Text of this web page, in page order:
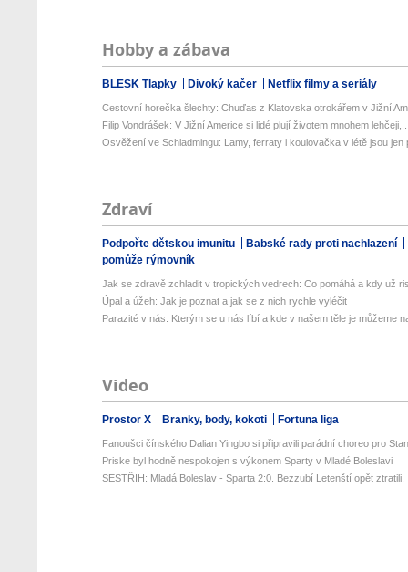
Hobby a zábava
BLESK Tlapky Divoký kačer Netflix filmy a seriály
Cestovní horečka šlechty: Chuďas z Klatovska otrokářem v Jižní
Filip Vondrášek: V Jižní Americe si lidé plují životem mnohem
Osvěžení ve Schladmingu: Lamy, ferraty i koulovačka v létě jsou jen
Zdraví
Podpořte dětskou imunitu
Babské rady proti nachlazení
pomůže rýmovník
Jak se zdravě zchladit v tropických vedrech: Co pomáhá a kdy už
Úpal a úžeh: Jak je poznat a jak se z nich rychle vyléčit
Parazité v nás: Kterým se u nás líbí a kde v našem těle je můžeme
Video
Prostor X Branky, body, kokoti Fortuna liga
Fanoušci čínského Dalian Yingbo si připravili parádní choreo pro
Priske byl hodně nespokojen s výkonem Sparty v Mladé Boleslavi
SESTŘIH: Mladá Boleslav - Sparta 2:0. Bezzubí Letenští opět ztratili.